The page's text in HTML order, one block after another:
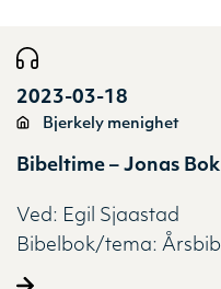
2023-03-18
Bjerkely menighet
Bibeltime – Jonas
Ved: Egil Sjaastad
Bibelbok/tema: